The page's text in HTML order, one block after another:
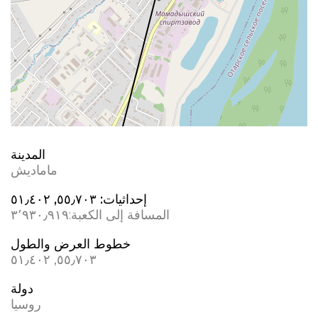
المدينة
ماماديش
إحداثيات: ٥٥٫٧٠٣, ٥١٫٤٠٢
المسافة إلى الكعبة:٣٬٩٣٠٫٩١٩
خطوط العرض والطول
٥٥٫٧٠٣, ٥١٫٤٠٢
دولة
روسيا